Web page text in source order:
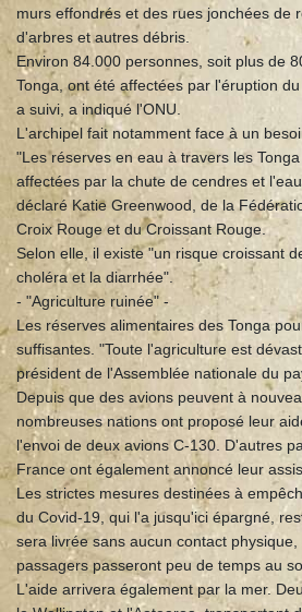
murs effondrés et des rues jonchées de
d'arbres et autres débris.
Environ 84.000 personnes, soit plus de
Tonga, ont été affectées par l'éruption
a suivi, a indiqué l'ONU.
L'archipel fait notamment face à un
"Les réserves en eau à travers les
affectées par la chute de cendres et
déclaré Katie Greenwood, de la
Croix Rouge et du Croissant Rouge.
Selon elle, il existe "un risque croissant
choléra et la diarrhée".
- "Agriculture ruinée" -
Les réserves alimentaires des Tonga
suffisantes. "Toute l'agriculture est
président de l'Assemblée nationale du
Depuis que des avions peuvent à
nombreuses nations ont proposé leur
l'envoi de deux avions C-130. D'autres
France ont également annoncé leur
Les strictes mesures destinées à
du Covid-19, qui l'a jusqu'ici épargné,
sera livrée sans aucun contact
passagers passeront peu de temps au
L'aide arrivera également par la mer.